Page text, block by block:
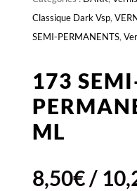
Classique Dark Vsp,
SEMI-PERMANENTS,
173
ML
8,50€/